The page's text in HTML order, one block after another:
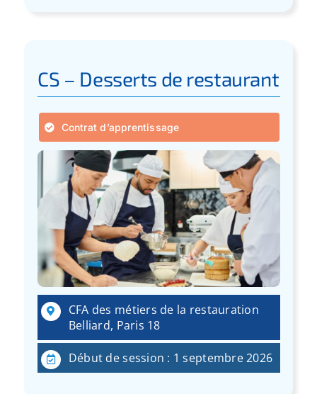
CS – Desserts de restaurant
Contrat d’apprentissage
CFA des métiers de la restauration
Belliard, Paris 18
Début de session : 1 septembre 2026